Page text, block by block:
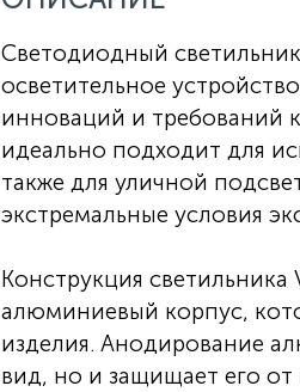
Светодиодный
осветительное
инноваций и требований
идеально подходит для
также для уличной
экстремальные условия
Конструкция
алюминиевый корпус,
изделия. Анодирование
вид, но и защищает его от